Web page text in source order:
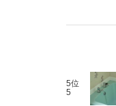
5位
5